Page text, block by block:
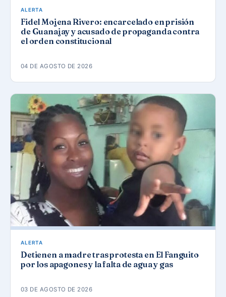
ALERTA
Fidel Mojena Rivero: encarcelado en prisión
de Guanajay y acusado de propaganda contra
el orden constitucional
04 DE AGOSTO DE 2026
ALERTA
Detienen a madre tras protesta en El Fanguito
por los apagones y la falta de agua y gas
03 DE AGOSTO DE 2026